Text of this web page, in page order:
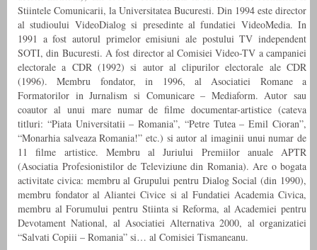
Stiintele Comunicarii, la Universitatea Bucuresti. Din 1994 este director
al studioului VideoDialog si presedinte al fundatiei VideoMedia. In
1991 a fost autorul primelor emisiuni ale postului TV independent
SOTI, din Bucuresti. A fost director al Comisiei Video-TV a campaniei
electorale a CDR (1992) si autor al clipurilor electorale ale CDR
(1996). Membru fondator, in 1996, al Asociatiei Romane a
Formatorilor in Jurnalism si Comunicare – Mediaform. Autor sau
coautor al unui mare numar de filme documentar-artistice (cateva
titluri: “Piata Universitatii – Romania”, “Petre Tutea – Emil Cioran”,
“Monarhia salveaza Romania!” etc.) si autor al imaginii unui numar de
11 filme artistice. Membru al Juriului Premiilor anuale APTR
(Asociatia Profesionistilor de Televiziune din Romania). Are o bogata
activitate civica: membru al Grupului pentru Dialog Social (din 1990),
membru fondator al Aliantei Civice si al Fundatiei Academia Civica,
membru al Forumului pentru Stiinta si Reforma, al Academiei pentru
Devotament National, al Asociatiei Alternativa 2000, al organizatiei
“Salvati Copiii – Romania” si… al Comisiei Tismaneanu.